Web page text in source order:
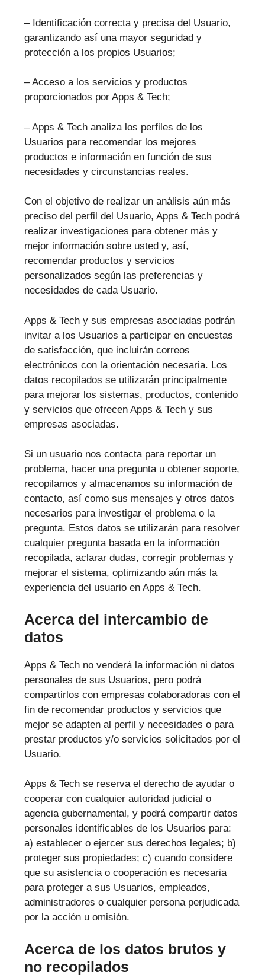
– Identificación correcta y precisa del Usuario,
garantizando así una mayor seguridad y
protección a los propios Usuarios;
– Acceso a los servicios y productos
proporcionados por Apps & Tech;
– Apps & Tech analiza los perfiles de los
Usuarios para recomendar los mejores
productos e información en función de sus
necesidades y circunstancias reales.
Con el objetivo de realizar un análisis aún más
preciso del perfil del Usuario, Apps & Tech podrá
realizar investigaciones para obtener más y
mejor información sobre usted y, así,
recomendar productos y servicios
personalizados según las preferencias y
necesidades de cada Usuario.
Apps & Tech y sus empresas asociadas podrán
invitar a los Usuarios a participar en encuestas
de satisfacción, que incluirán correos
electrónicos con la orientación necesaria. Los
datos recopilados se utilizarán principalmente
para mejorar los sistemas, productos, contenido
y servicios que ofrecen Apps & Tech y sus
empresas asociadas.
Si un usuario nos contacta para reportar un
problema, hacer una pregunta u obtener soporte,
recopilamos y almacenamos su información de
contacto, así como sus mensajes y otros datos
necesarios para investigar el problema o la
pregunta. Estos datos se utilizarán para resolver
cualquier pregunta basada en la información
recopilada, aclarar dudas, corregir problemas y
mejorar el sistema, optimizando aún más la
experiencia del usuario en Apps & Tech.
Acerca del intercambio de
datos
Apps & Tech no venderá la información ni datos
personales de sus Usuarios, pero podrá
compartirlos con empresas colaboradoras con el
fin de recomendar productos y servicios que
mejor se adapten al perfil y necesidades o para
prestar productos y/o servicios solicitados por el
Usuario.
Apps & Tech se reserva el derecho de ayudar o
cooperar con cualquier autoridad judicial o
agencia gubernamental, y podrá compartir datos
personales identificables de los Usuarios para:
a) establecer o ejercer sus derechos legales; b)
proteger sus propiedades; c) cuando considere
que su asistencia o cooperación es necesaria
para proteger a sus Usuarios, empleados,
administradores o cualquier persona perjudicada
por la acción u omisión.
Acerca de los datos brutos y
no recopilados